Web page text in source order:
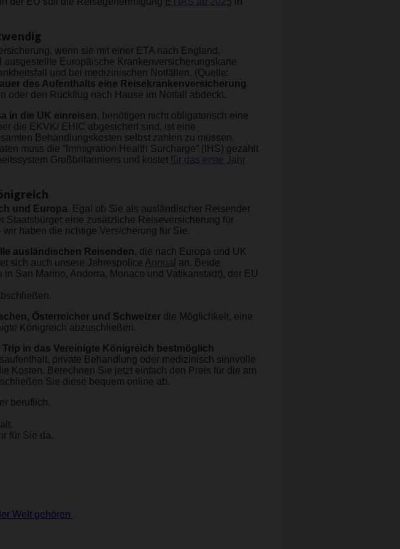
wenn sie mit einer ETA nach England,
Europäische Krankenversicherungskarte
und bei medizinischen Notfällen. (Quelle:
des Aufenthalts eine Reisekrankenversicherung
oder den Rückflug nach Hause im Notfall abdeckt.
in die UK einreisen, benötigen nicht obligatorisch eine
die EKVK/ EHIC abgesichert sind, ist eine
Behandlungskosten selbst zahlen zu müssen.
muss die “Immigration Health Surcharge” (IHS) gezahlt
Großbritanniens und kostet für das erste Jahr
und Europa. Egal ob Sie als ausländischer Reisender
Staatsbürger eine zusätzliche Reiseversicherung für
haben die richtige Versicherung für Sie.
ausländischen Reisenden, die nach Europa und UK
sich auch unsere Jahrespolice Annual
an. Beide
San Marino, Andorra, Monaco und Vatikanstadt), der EU
Österreicher und Schweizer die Möglichkeit, eine
Königreich abzuschließen.
Trip in das Vereinigte Königreich bestmöglich
private Behandlung oder medizinisch sinnvolle
Kosten. Berechnen Sie jetzt einfach den Preis für die am
Sie diese bequem online ab.
beruflich.
für Sie da.
Welt gehören